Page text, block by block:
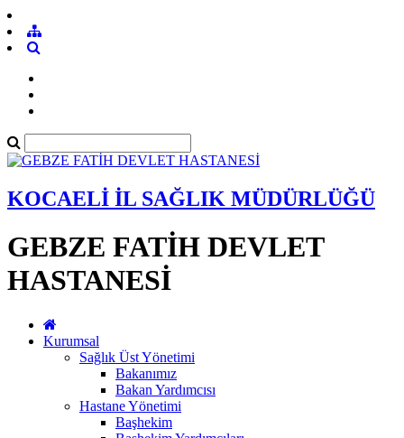
KOCAELİ İL SAĞLIK MÜDÜRLÜĞÜ
GEBZE FATİH DEVLET
HASTANESİ
Kurumsal
Sağlık Üst Yönetimi
Bakanımız
Bakan Yardımcısı
Hastane Yönetimi
Başhekim